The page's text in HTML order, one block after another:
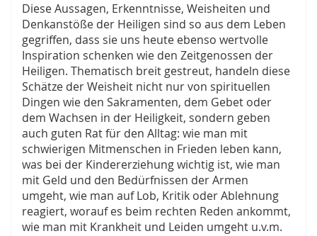
Diese Aussagen, Erkenntnisse, Weisheiten und
Denkanstöße der Heiligen sind so aus dem Leben
gegriffen, dass sie uns heute ebenso wertvolle
Inspiration schenken wie den Zeitgenossen der
Heiligen. Thematisch breit gestreut, handeln diese
Schätze der Weisheit nicht nur von spirituellen
Dingen wie den Sakramenten, dem Gebet oder
dem Wachsen in der Heiligkeit, sondern geben
auch guten Rat für den Alltag: wie man mit
schwierigen Mitmenschen in Frieden leben kann,
was bei der Kindererziehung wichtig ist, wie man
mit Geld und den Bedürfnissen der Armen
umgeht, wie man auf Lob, Kritik oder Ablehnung
reagiert, worauf es beim rechten Reden ankommt,
wie man mit Krankheit und Leiden umgeht u.v.m.